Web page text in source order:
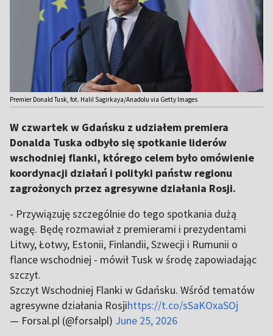
Premier Donald Tusk, fot. Halil Sagirkaya/Anadolu via Getty Images
W czwartek w Gdańsku z udziałem premiera
Donalda Tuska odbyło się spotkanie liderów
wschodniej flanki, którego celem było omówienie
koordynacji działań i polityki państw regionu
zagrożonych przez agresywne działania Rosji.
- Przywiązuję szczególnie do tego spotkania dużą
wagę. Będę rozmawiał z premierami i prezydentami
Litwy, Łotwy, Estonii, Finlandii, Szwecji i Rumunii o
flance wschodniej - mówił Tusk w środę zapowiadając
szczyt.
Szczyt Wschodniej Flanki w Gdańsku. Wśród tematów
agresywne działania Rosjihttps://t.co/sSaKOxaSOj
— Forsal.pl (@forsalpl) June 25, 2026